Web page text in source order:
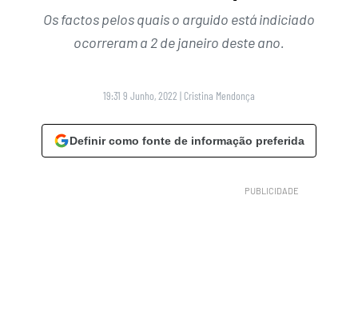
Os factos pelos quais o arguido está indiciado
ocorreram a 2 de janeiro deste ano.
19:31 9 Junho, 2022 | Cristina Mendonça
Definir como fonte de informação preferida